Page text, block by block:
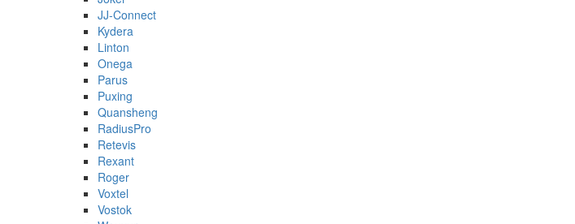
JJ-Connect
Kydera
Linton
Onega
Parus
Puxing
Quansheng
RadiusPro
Retevis
Rexant
Roger
Voxtel
Vostok